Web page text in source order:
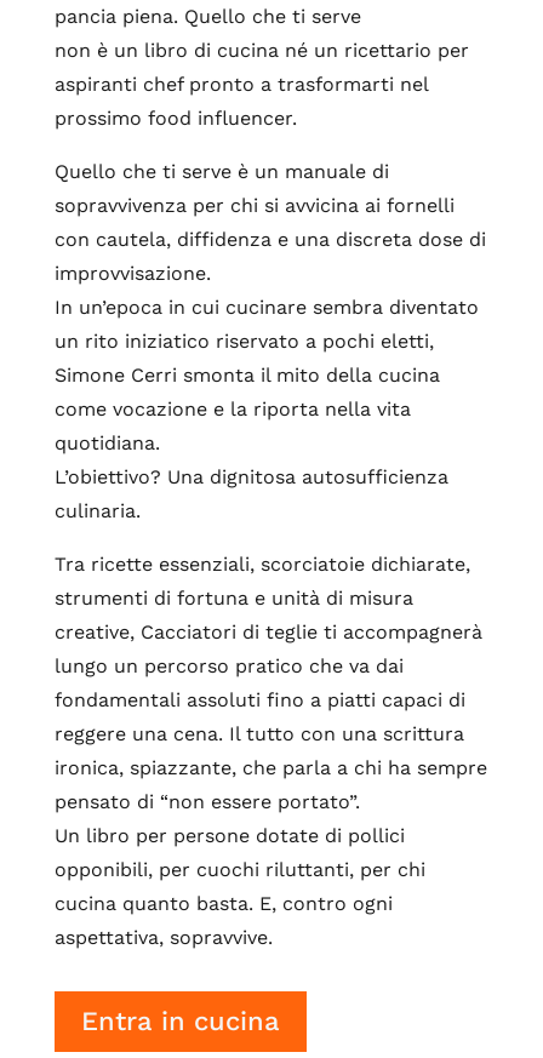
pancia piena. Quello che ti serve
non è un libro di cucina né un ricettario per
aspiranti chef pronto a trasformarti nel
prossimo food influencer.
Quello che ti serve è un manuale di
sopravvivenza per chi si avvicina ai fornelli
con cautela, diffidenza e una discreta dose di
improvvisazione.
In un’epoca in cui cucinare sembra diventato
un rito iniziatico riservato a pochi eletti,
Simone Cerri smonta il mito della cucina
come vocazione e la riporta nella vita
quotidiana.
L’obiettivo? Una dignitosa autosufficienza
culinaria.
Tra ricette essenziali, scorciatoie dichiarate,
strumenti di fortuna e unità di misura
creative, Cacciatori di teglie ti accompagnerà
lungo un percorso pratico che va dai
fondamentali assoluti fino a piatti capaci di
reggere una cena. Il tutto con una scrittura
ironica, spiazzante, che parla a chi ha sempre
pensato di “non essere portato”.
Un libro per persone dotate di pollici
opponibili, per cuochi riluttanti, per chi
cucina quanto basta. E, contro ogni
aspettativa, sopravvive.
Entra in cucina